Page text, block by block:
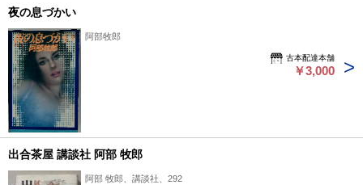
夜の息づかい
阿部牧郎
古本配達本舗
￥3,000
出合茶屋 講談社 阿部 牧郎
阿部 牧郎、講談社、292